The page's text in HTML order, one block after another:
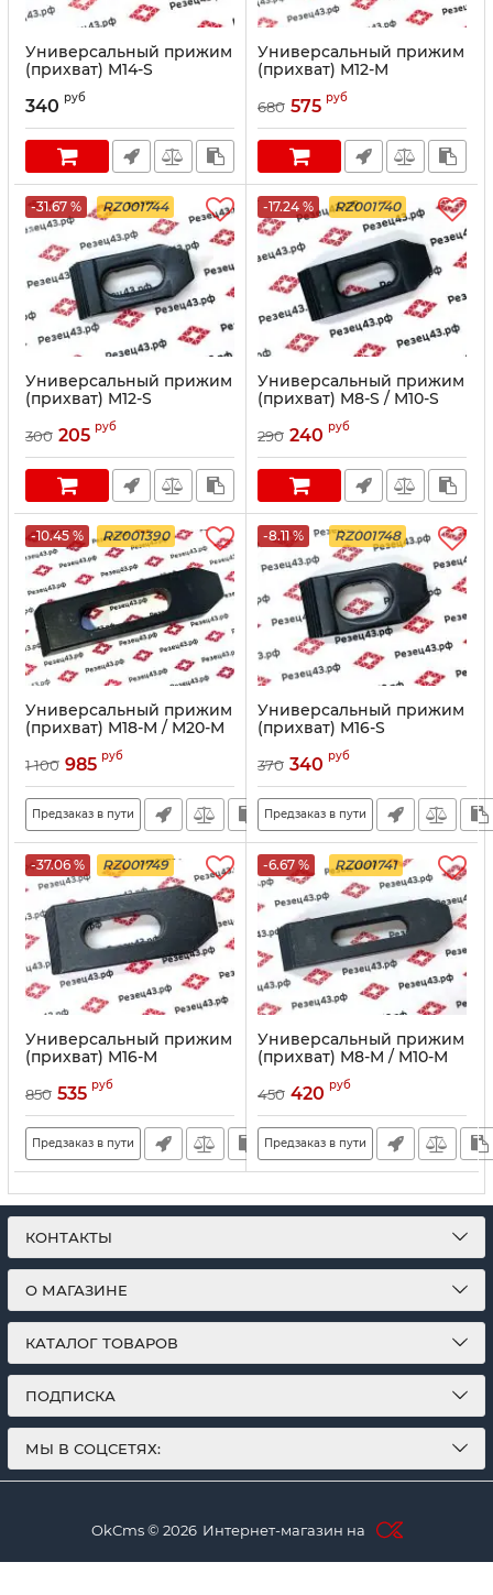
Универсальный прижим
(прихват) M14-S
340 руб
Универсальный прижим
(прихват) M12-M
680 575 руб
-31.67 % RZ001744
Универсальный прижим
(прихват) M12-S
300 205 руб
-17.24 % RZ001740
Универсальный прижим
(прихват) M8-S / M10-S
290 240 руб
-10.45 % RZ001390
Универсальный прижим
(прихват) M18-M / M20-M
1 100 985 руб
Предзаказ в пути
-8.11 % RZ001748
Универсальный прижим
(прихват) M16-S
370 340 руб
Предзаказ в пути
-37.06 % RZ001749
Универсальный прижим
(прихват) M16-M
850 535 руб
Предзаказ в пути
-6.67 % RZ001741
Универсальный прижим
(прихват) M8-M / M10-M
450 420 руб
Предзаказ в пути
КОНТАКТЫ
О МАГАЗИНЕ
КАТАЛОГ ТОВАРОВ
ПОДПИСКА
МЫ В СОЦСЕТЯХ:
OkCms © 2026 Интернет-магазин на